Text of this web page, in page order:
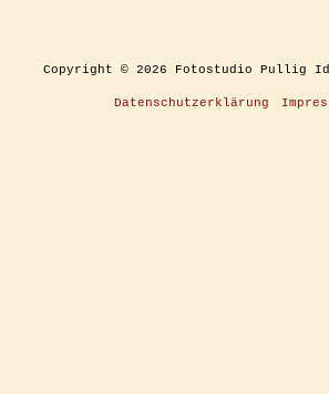
Copyright © 2026 Fotostudio Pullig
Datenschutzerklärung